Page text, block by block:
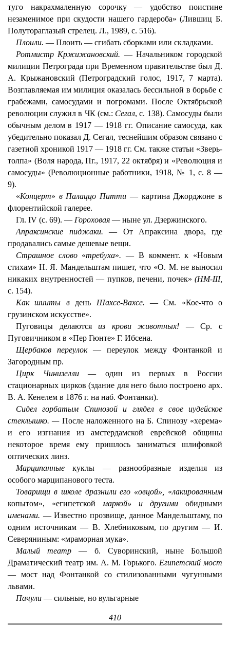
туго накрахмаленную сорочку — удобство поистине
незаменимое при скудости нашего гардероба» (Лившиц Б.
Полутораглазый стрелец. Л., 1989, с. 516).
Плоили. — Плоить — сгибать сборками или складками.
Ротмистр Кржижановский. — Начальником городской
милиции Петрограда при Временном правительстве был Д.
А. Крыжановский (Петроградский голос, 1917, 7 марта).
Возглавляемая им милиция оказалась бессильной в борьбе с
грабежами, самосудами и погромами. После Октябрьской
революции служил в ЧК (см.: Сегал, с. 138). Самосуды были
обычным делом в 1917 — 1918 гг. Описание самосуда, как
убедительно показал Д. Сегал, теснейшим образом связано с
газетной хроникой 1917 — 1918 гг. См. также статьи «Зверь-
толпа» (Воля народа, Пг., 1917, 22 октября) и «Революция и
самосуды» (Революционные работники, 1918, № 1, с. 8 —
9).
«Концерт» в Палаццо Питти — картина Джорджоне в
флорентийской галерее.
Гл. IV (с. 69). — Гороховая — ныне ул. Дзержинского.
Апраксинские пиджаки. — От Апраксина двора, где
продавались самые дешевые вещи.
Страшное слово «требуха». — В коммент. к «Новым
стихам» Н. Я. Мандельштам пишет, что «О. М. не выносил
никаких внутренностей — пупков, печени, почек» (HM-III,
с. 154).
Как шииты в день Шахсе-Вахсе. — См. «Кое-что о
грузинском искусстве».
Пуговицы делаютсяиз крови животных! — Ср. с
Пуговичником в «Пер Гюнте» Г. Ибсена.
Щербаков переулок— переулок между Фонтанкой и
Загородным пр.
Цирк Чинизелли— один из первых в России
стационарных цирков (здание для него было построено арх.
В. А. Кенелем в 1876 г. на наб. Фонтанки).
Сидел
горбатым Спинозой и глядел в
свое иудейское
стеклышко. — После наложенного на Б. Спинозу «херема»
и его изгнания из амстердамской еврейской общины
некоторое время ему пришлось заниматься шлифовкой
оптических линз.
Марципанныекуклы — разнообразные изделия из
особого марципанового теста.
Товарищи в школе дразнили его «овцой», «лакированным
копытом», «египетской маркой» и другими обидными
именами. — Известно прозвище, данное Мандельштаму, по
одним источникам — В. Хлебниковым, по другим — И.
Северяниным: «мраморная мука».
Малый
театр — б. Суворинский, ныне Большой
Драматический театр им. А. М. Горького. Египетский мост
— мост над Фонтанкой со стилизованными чугунными
львами.
Пачули — сильные, но вульгарные
410